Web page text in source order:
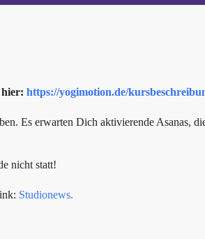
hier: https://yogimotion.de/
Es erwarten Dich aktivierende Asanas,
nicht statt!
Studionews.